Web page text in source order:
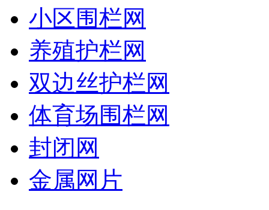
小区围栏网
养殖护栏网
双边丝护栏网
体育场围栏网
封闭网
金属网片